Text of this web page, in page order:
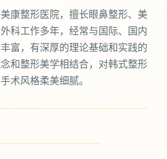
康整形医院，擅长眼鼻整形、美
科工作多年，经常与国际、国内
富，有深厚的理论基础和实践的
和整形美学相结合，对韩式整形
术风格柔美细腻。